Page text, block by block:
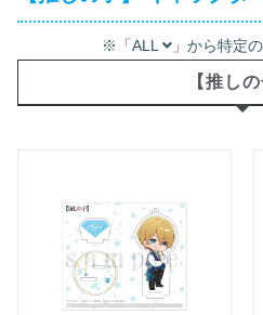
※「ALL 」から特定
【推しの